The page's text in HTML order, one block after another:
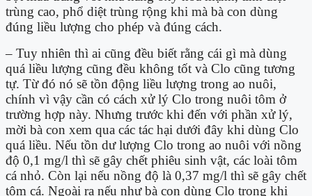
trùng cao, phổ diệt trùng rộng khi mà bà con dùng
đúng liều lượng cho phép và đúng cách.
– Tuy nhiên thì ai cũng đều biết rằng cái gì mà dùng
quá liều lượng cũng đều không tốt và Clo cũng tương
tự. Từ đó nó sẽ tồn động liều lượng trong ao nuôi,
chính vì vậy cần có cách xử lý Clo trong nuôi tôm ở
trường hợp này. Nhưng trước khi đến với phần xử lý,
mời bà con xem qua các tác hại dưới đây khi dùng Clo
quá liều. Nếu tồn dư lượng Clo trong ao nuôi với nồng
độ 0,1 mg/l thì sẽ gây chết phiêu sinh vật, các loài tôm
cá nhỏ. Còn lại nếu nồng độ là 0,37 mg/l thì sẽ gây chết
tôm cá. Ngoài ra nếu như bà con dùng Clo trong khi